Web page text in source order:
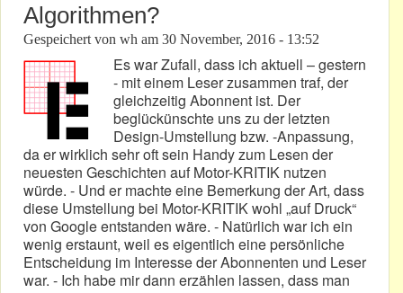
Algorithmen?
Gespeichert von wh am 30 November, 2016 - 13:52
Es war Zufall, dass ich aktuell – gestern
- mit einem Leser zusammen traf, der
gleichzeitig Abonnent ist. Der
beglückünschte uns zu der letzten
Design-Umstellung bzw. -Anpassung,
da er wirklich sehr oft sein Handy zum Lesen der
neuesten Geschichten auf Motor-KRITIK nutzen
würde. - Und er machte eine Bemerkung der Art, dass
diese Umstellung bei Motor-KRITIK wohl „auf Druck“
von Google entstanden wäre. - Natürlich war ich ein
wenig erstaunt, weil es eigentlich eine persönliche
Entscheidung im Interesse der Abonnenten und Leser
war. - Ich habe mir dann erzählen lassen, dass man